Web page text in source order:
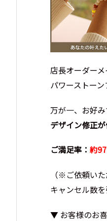
店長オーダー
パワーストー
万が一、お好
デザイン修正
ご満足率： 約
（※ご依頼い
キャンセル数
▼ お客様のお